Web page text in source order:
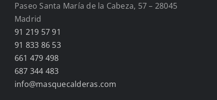
Paseo Santa María de la Cabeza, 57 – 28045
Madrid
91 219 57 91
91 833 86 53
661 479 498
687 344 483
info@masquecalderas.com